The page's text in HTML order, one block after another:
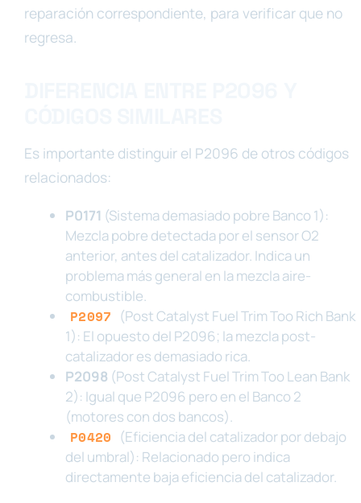
reparación correspondiente, para verificar que no
regresa.
Es importante distinguir el P2096 de otros códigos
relacionados:
P0171 (Sistema demasiado pobre Banco 1):
Mezcla pobre detectada por el sensor O2
anterior, antes del catalizador. Indica un
problema más general en la mezcla aire-
combustible.
P2097 (Post Catalyst Fuel Trim Too Rich Bank
1): El opuesto del P2096; la mezcla post-
catalizador es demasiado rica.
P2098 (Post Catalyst Fuel Trim Too Lean Bank
2): Igual que P2096 pero en el Banco 2
(motores con dos bancos).
P0420 (Eficiencia del catalizador por debajo
del umbral): Relacionado pero indica
directamente baja eficiencia del catalizador.